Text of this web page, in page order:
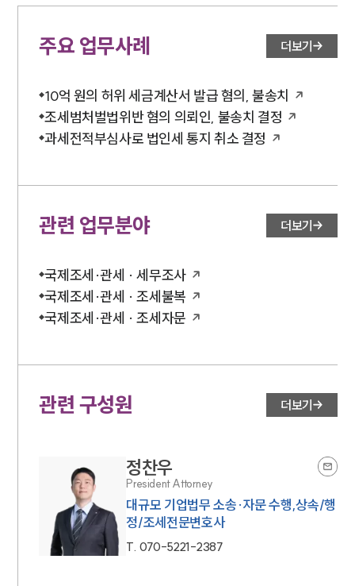
주요 업무사례 더보기
10억 원의 허위 세금계산서 발급 혐의, 불송치
조세범처벌법위반 혐의 의뢰인, 불송치 결정
과세전적부심사로 법인세 통지 취소 결정
관련 업무분야 더보기
국제조세·관세 · 세무조사
국제조세·관세 · 조세불복
국제조세·관세 · 조세자문
관련 구성원 더보기
정찬우
President Attorney
대규모 기업법무 소송·자문 수행,상속/행
정/조세전문변호사
T. 070-5221-2387